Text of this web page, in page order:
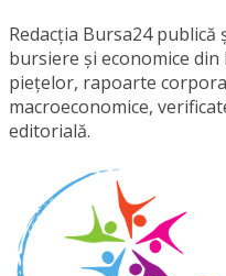
Redacția Bursa24
bursiere și economice
piețelor, rapoarte
macroeconomice,
editorială.